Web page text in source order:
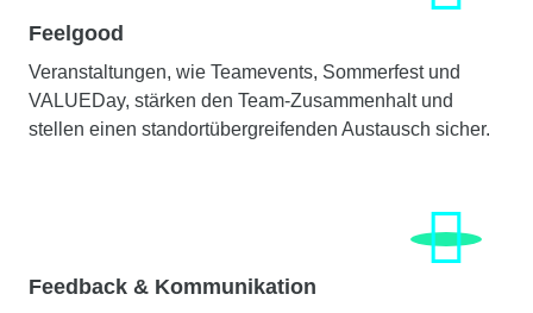
Feelgood
Veranstaltungen, wie Teamevents, Sommerfest und
VALUEDay, stärken den Team-Zusammenhalt und
stellen einen standortübergreifenden Austausch sicher.
Feedback & Kommunikation